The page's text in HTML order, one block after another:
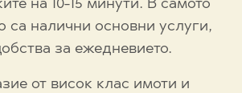
на 10-15 минути. В самото
са налични основни услуги,
за ежедневието.
от висок клас имоти и